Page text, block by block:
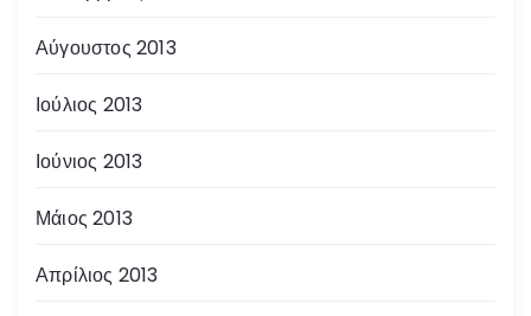
Αύγουστος 2013
Ιούλιος 2013
Ιούνιος 2013
Μάιος 2013
Απρίλιος 2013